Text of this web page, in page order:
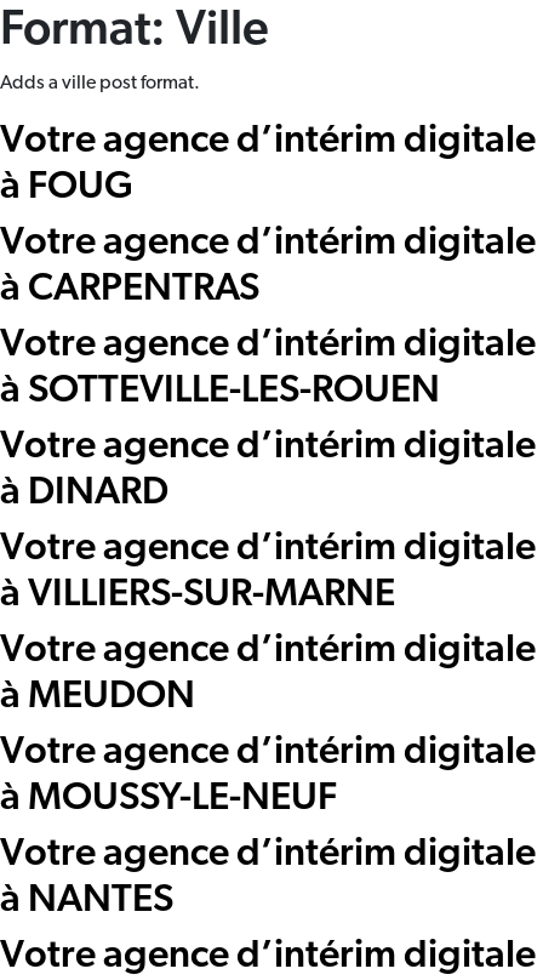
Format: Ville
Adds a ville post format.
Votre agence d’intérim digitale
à FOUG
Votre agence d’intérim digitale
à CARPENTRAS
Votre agence d’intérim digitale
à SOTTEVILLE-LES-ROUEN
Votre agence d’intérim digitale
à DINARD
Votre agence d’intérim digitale
à VILLIERS-SUR-MARNE
Votre agence d’intérim digitale
à MEUDON
Votre agence d’intérim digitale
à MOUSSY-LE-NEUF
Votre agence d’intérim digitale
à NANTES
Votre agence d’intérim digitale